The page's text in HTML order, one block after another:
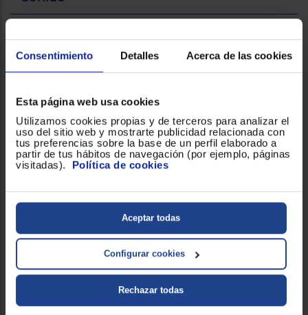
Consentimiento Detalles Acerca de las cookies
Esta página web usa cookies
Utilizamos cookies propias y de terceros para analizar el
uso del sitio web y mostrarte publicidad relacionada con
tus preferencias sobre la base de un perfil elaborado a
partir de tus hábitos de navegación (por ejemplo, páginas
visitadas). Política de cookies
Aceptar todas
Configurar cookies
Rechazar todas
Capacidad (GB)
General
! Radio FM